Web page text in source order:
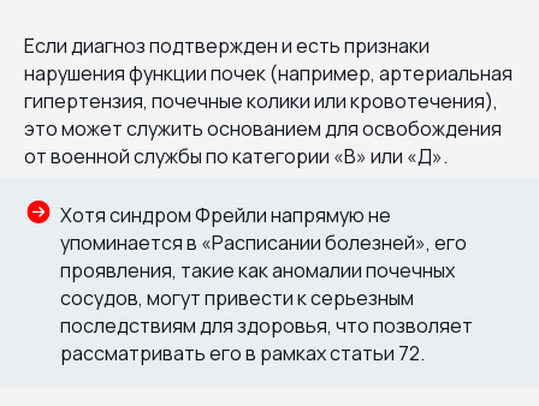
Если диагноз подтвержден и есть признаки
нарушения функции почек (например, артериальная
гипертензия, почечные колики или кровотечения),
это может служить основанием для освобождения
от военной службы по категории «В» или «Д».
Хотя синдром Фрейли напрямую не
упоминается в «Расписании болезней», его
проявления, такие как аномалии почечных
сосудов, могут привести к серьезным
последствиям для здоровья, что позволяет
рассматривать его в рамках статьи 72.